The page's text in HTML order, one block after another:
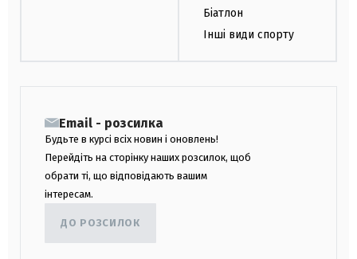
Біатлон
Інші види спорту
Email - розсилка
Будьте в курсі всіх новин і оновлень!
Перейдіть на сторінку наших розсилок, щоб
обрати ті, що відповідають вашим
інтересам.
ДО РОЗСИЛОК